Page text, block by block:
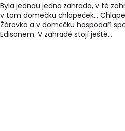
Byla jednou jedna zahrada, v té
v tom domečku chlapeček…
Žárovka a v domečku hospodaří
Edisonem. V zahradě stojí ještě...